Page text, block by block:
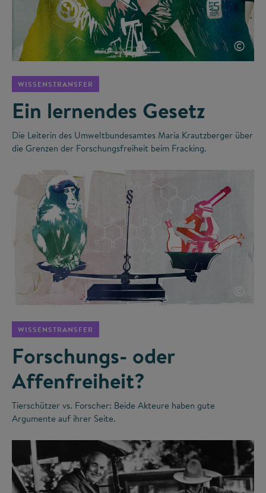
©
WISSENSTRANSFER
Ein lernendes Gesetz
Die Leiterin des Umweltbundesamtes Maria Krautzberger über
die Grenzen der Forschungsfreiheit beim Fracking.
©
WISSENSTRANSFER
Forschungs- oder
Affenfreiheit?
Tierschützer vs. Forscher: Beide Akteure haben gute
Argumente auf ihrer Seite.